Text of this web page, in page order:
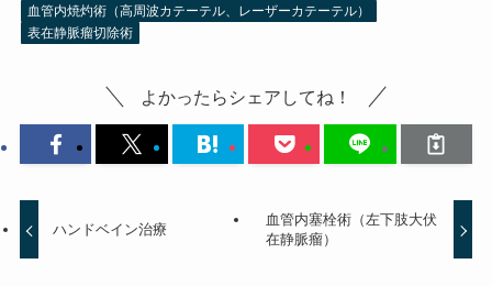
血管内焼灼術（高周波カテーテル、レーザーカテーテル）
表在静脈瘤切除術
よかったらシェアしてね！
ハンドベイン治療
血管内塞栓術（左下肢大伏
在静脈瘤）